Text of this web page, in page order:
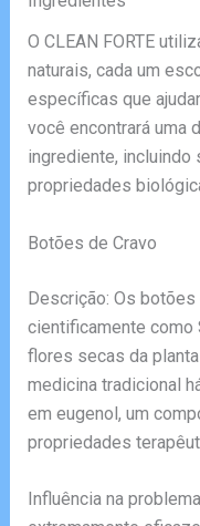
O CLEAN FORTE
naturais, cada um
específicas que
você encontrará uma
ingrediente, incluindo
propriedades
Botões de Cravo
Descrição: Os
cientificamente como
flores secas da
medicina tradicional
em eugenol, um
propriedades
Influência na